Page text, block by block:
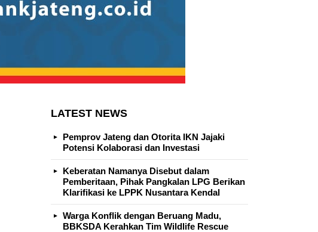
LATEST NEWS
Pemprov Jateng dan Otorita IKN Jajaki
Potensi Kolaborasi dan Investasi
Keberatan Namanya Disebut dalam
Pemberitaan, Pihak Pangkalan LPG Berikan
Klarifikasi ke LPPK Nusantara Kendal
Warga Konflik dengan Beruang Madu,
BBKSDA Kerahkan Tim Wildlife Rescue